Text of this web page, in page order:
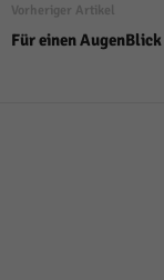
Vorheriger Artikel
Für einen AugenBlick
powered by Borlabs Cookie